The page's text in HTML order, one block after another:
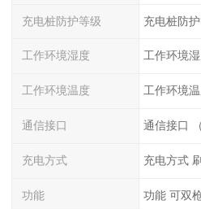
充电桩防护等级 充电桩防
工作环境湿度 工作环境
工作环境温度 工作环境
通信接口 通信接口
充电方式 充电方式
功能